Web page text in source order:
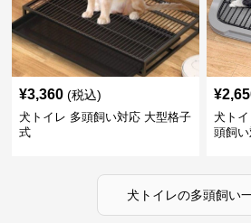
¥3,360 (税込)
犬トイレ 多頭飼い対応 大型格子
式
¥
犬ト
頭飼
犬トイレの多頭飼い